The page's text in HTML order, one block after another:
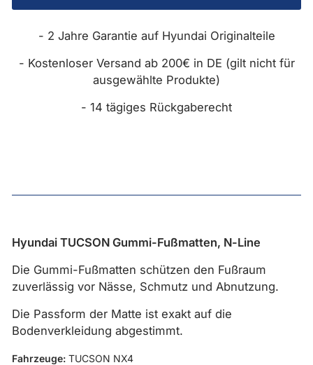
- 2 Jahre Garantie auf Hyundai Originalteile
- Kostenloser Versand ab 200€ in DE (gilt nicht für
ausgewählte Produkte)
- 14 tägiges Rückgaberecht
Hyundai TUCSON Gummi-Fußmatten, N-Line
Die Gummi-Fußmatten schützen den Fußraum
zuverlässig vor Nässe, Schmutz und Abnutzung.
Die Passform der Matte ist exakt auf die
Bodenverkleidung abgestimmt.
Fahrzeuge: TUCSON NX4